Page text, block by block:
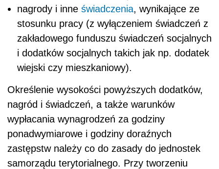
nagrody i inne świadczenia, wynikające ze
stosunku pracy (z wyłączeniem świadczeń z
zakładowego funduszu świadczeń socjalnych
i dodatków socjalnych takich jak np. dodatek
wiejski czy mieszkaniowy).
Określenie wysokości powyższych dodatków,
nagród i świadczeń, a także warunków
wypłacania wynagrodzeń za godziny
ponadwymiarowe i godziny doraźnych
zastępstw należy co do zasady do jednostek
samorządu terytorialnego. Przy tworzeniu